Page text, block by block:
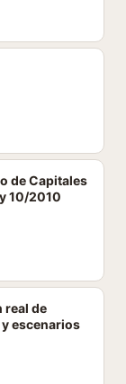
de Capitales
10/2010
real de
escenarios